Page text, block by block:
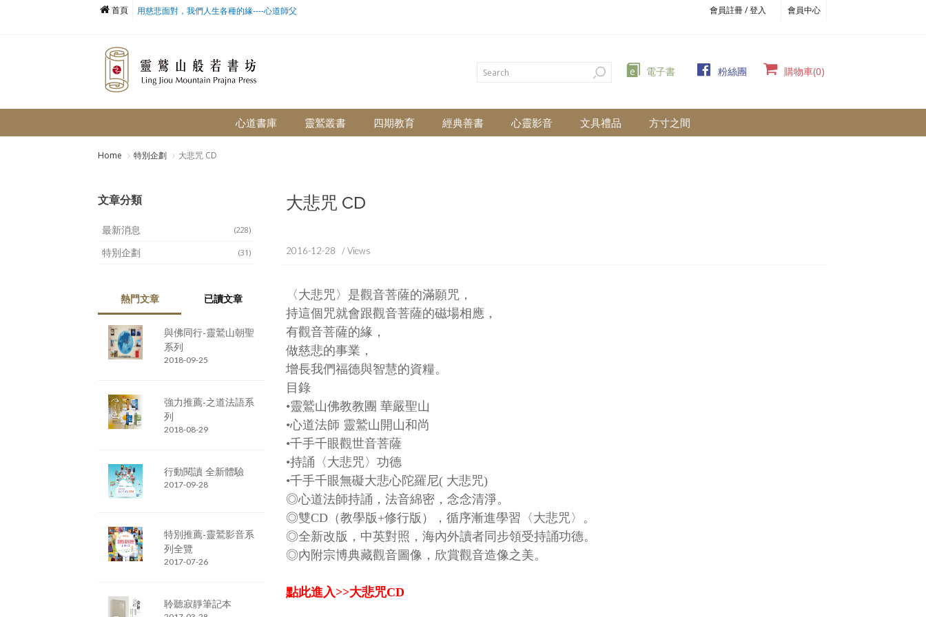
會員註冊 / 登入 會員中心
首頁 用慈悲面對，我們人生各種的緣----心道師父
e 電子書 粉絲團 購物車(0)
心道書庫 靈鷲叢書 四期教育 經典善書 心靈影音 文具禮品 方寸之間
Home 特別企劃 大悲咒 CD
文章分類
(228)
最新消息
(31)
特別企劃
熱門文章 已讀文章
與佛同行-靈鷲山朝聖
系列
2018-09-25
強力推薦-之道法語系
列
2018-08-29
行動閱讀 全新體驗
2017-09-28
特別推薦-靈鷲影音系
列全覽
2017-07-26
聆聽寂靜筆記本
大悲咒 CD
2016-12-28 / Views
〈大悲咒〉是觀音菩薩的滿願咒，
持這個咒就會跟觀音菩薩的磁場相應，
有觀音菩薩的緣，
做慈悲的事業，
增長我們福德與智慧的資糧。
目錄
•靈鷲山佛教教團 華嚴聖山
•心道法師 靈鷲山開山和尚
•千手千眼觀世音菩薩
•持誦〈大悲咒〉功德
•千手千眼無礙大悲心陀羅尼( 大悲咒)
◎心道法師持誦，法音綿密，念念清淨。
◎雙CD（教學版+修行版），循序漸進學習〈大悲咒〉。
◎全新改版，中英對照，海內外讀者同步領受持誦功德。
◎內附宗博典藏觀音圖像，欣賞觀音造像之美。
點此進入>>大悲咒CD